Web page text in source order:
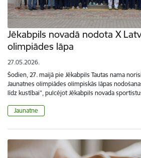
Jēkabpils novadā nodota X
olimpiādes lāpa
27.05.2026.
Šodien, 27. maijā pie Jēkabpils Tautas nama
Jaunatnes olimpiādes olimpiskās lāpas
līdz kustībai”, pulcējot Jēkabpils novada
Jaunatne